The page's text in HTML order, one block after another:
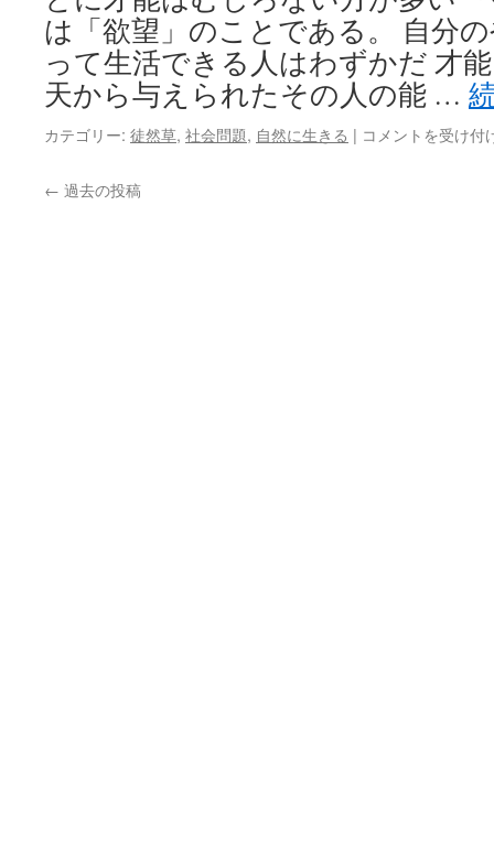
抜
く
知
恵
で
あ
る
は「欲望」のことである。 自分
って生活できる人はわずかだ 才
天から与えられたその人の能 …
カテゴリー: 徒然草, 社会問題, 自然に生きる | 天
コメントを受け付
← 過去の投稿